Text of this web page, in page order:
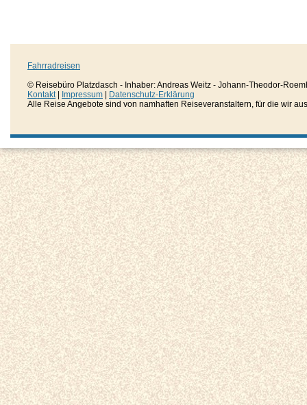
Fahrradreisen
© Reisebüro Platzdasch - Inhaber: Andreas Weitz - Johann-Theodor-
Kontakt| Impressum
Datenschutz-Erklärung
Alle Reise Angebote sind von namhaften Reiseveranstaltern, für die wir